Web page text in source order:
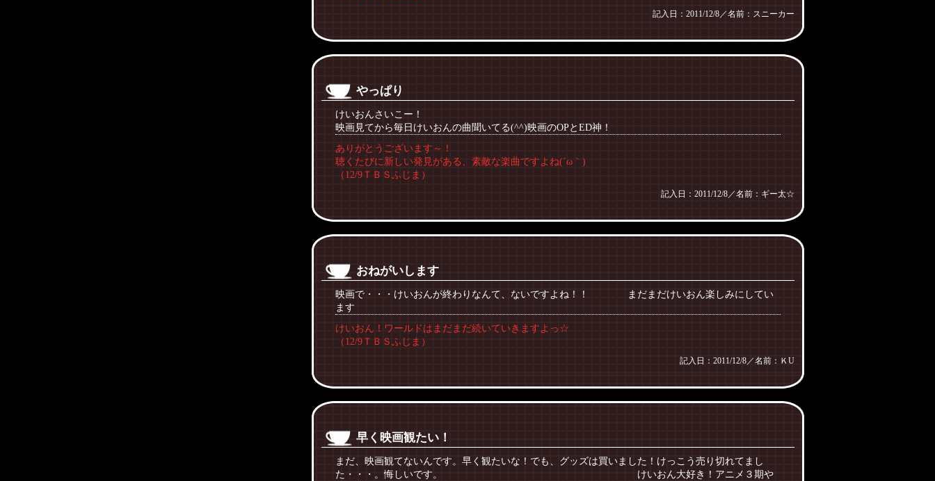
記入日：2011/12/8／名前：スニーカー
やっぱり
けいおんさいこー！
映画見てから毎日けいおんの曲聞いてる(^^)映画のOPとED神！
ありがとうございます～！
聴くたびに新しい発見がある、素敵な楽曲ですよね(´ω｀)
（12/9ＴＢＳふじま）
記入日：2011/12/8／名前：ギー太☆
おねがいします
映画で・・・けいおんが終わりなんて、ないですよね！！ まだまだけいおん楽しみにしてい
ます
けいおん！ワールドはまだまだ続いていきますよっ☆
（12/9ＴＢＳふじま）
記入日：2011/12/8／名前：ＫU
早く映画観たい！
まだ、映画観てないんです。早く観たいな！でも、グッズは買いました！けっこう売り切れてまし
た・・・。悔しいです。 けいおん大好き！アニメ３期や